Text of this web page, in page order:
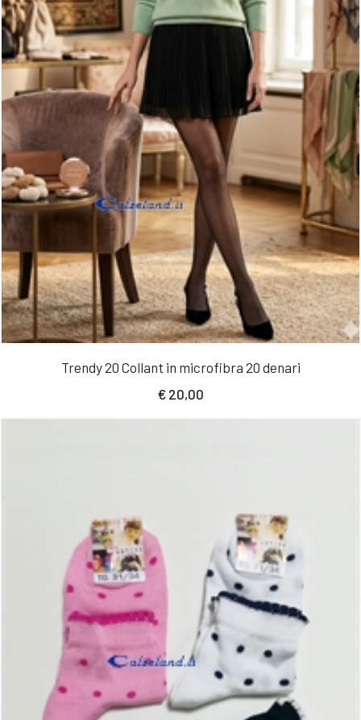
Trendy 20 Collant in microfibra 20 denari
€ 20,00